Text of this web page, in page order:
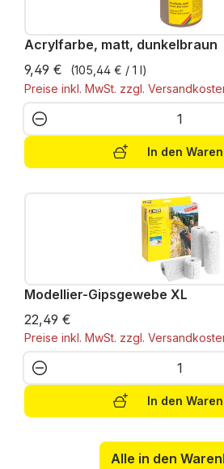
Acrylfarbe, matt, dunkelbraun
9,49 €
(105,44 € / 1 l)
Preise inkl. MwSt. zzgl.
Produkt Anzahl: Gib
In den
Modellier-Gipsgewebe XL
22,49 €
Preise inkl. MwSt. zzgl.
Produkt Anzahl: Gib
In den
Alle in den